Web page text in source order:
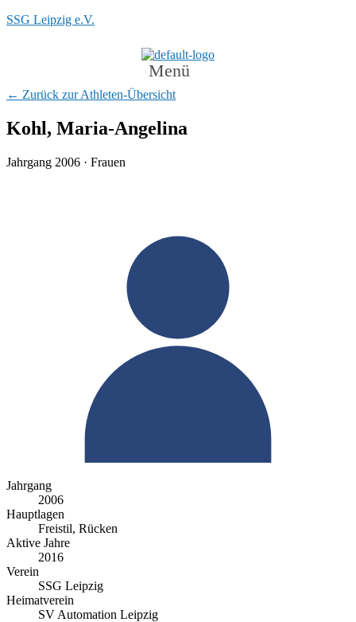
SSG Leipzig e.V.
Menü
← Zurück zur Athleten-Übersicht
Kohl, Maria-Angelina
Jahrgang 2006 · Frauen
Jahrgang
2006
Hauptlagen
Freistil, Rücken
Aktive Jahre
2016
Verein
SSG Leipzig
Heimatverein
SV Automation Leipzig